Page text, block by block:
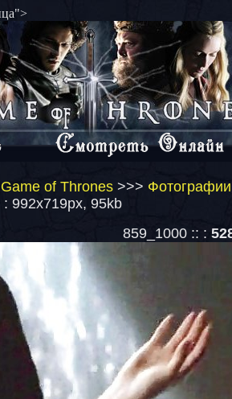
of Thrones >>>
992x719px, 95kb
859_1000 :: :